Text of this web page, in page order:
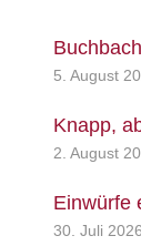
5. August
Knapp,
2. August
Einwürfe
30. Juli 2026